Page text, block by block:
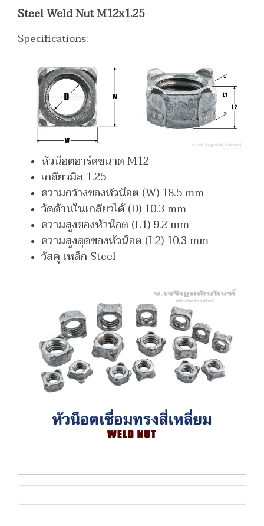
Steel Weld Nut M12x1.25
Specifications:
หัวน็อตอาร์คขนาด M12
เกลียวมิล 1.25
ความกว้างของหัวน็อต (W) 18.5 mm
วัดด้านในเกลียวได้ (D) 10.3 mm
ความสูงของหัวน็อต (L1) 9.2 mm
ความสูงสุดของหัวน็อต (L2) 10.3 mm
วัสดุ เหล็ก Steel